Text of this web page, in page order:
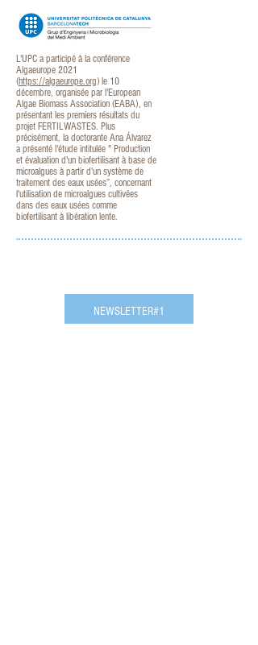
L'UPC a participé à la conférence
Algaeurope 2021
(https://algaeurope.org) le 10
décembre, organisée par l'European
Algae Biomass Association (EABA), en
présentant les premiers résultats du
projet FERTILWASTES. Plus
précisément, la doctorante Ana Álvarez
a présenté l'étude intitulée " Production
et évaluation d'un biofertilisant à base de
microalgues à partir d'un système de
traitement des eaux usées”, concernant
l'utilisation de microalgues cultivées
dans des eaux usées comme
biofertilisant à libération lente.
NEWSLETTER#1